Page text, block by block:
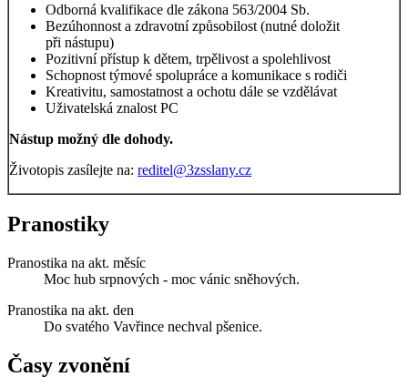
Odborná kvalifikace dle zákona 563/2004 Sb.
Bezúhonnost a zdravotní způsobilost (nutné doložit
při nástupu)
Pozitivní přístup k dětem, trpělivost a spolehlivost
Schopnost týmové spolupráce a komunikace s rodiči
Kreativitu, samostatnost a ochotu dále se vzdělávat
Uživatelská znalost PC
Nástup možný dle dohody.
Životopis zasílejte na: reditel@3zsslany.cz
Pranostiky
Pranostika na akt. měsíc
Moc hub srpnových - moc vánic sněhových.
Pranostika na akt. den
Do svatého Vavřince nechval pšenice.
Časy zvonění